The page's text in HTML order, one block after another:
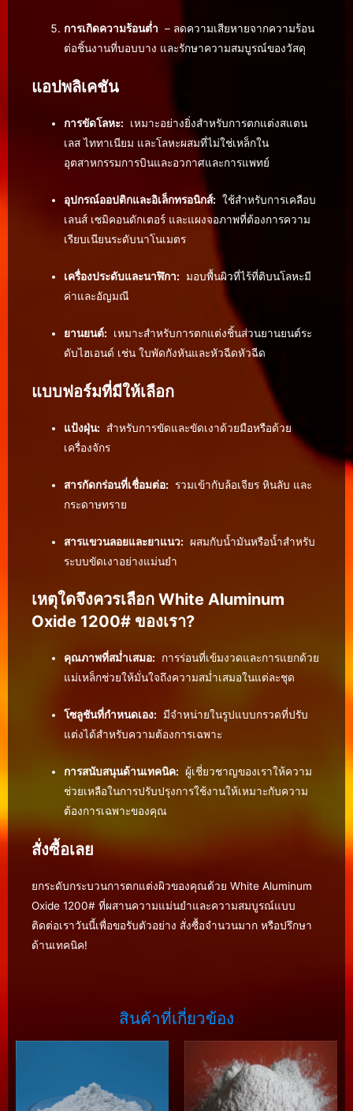
การเกิดความร้อนต่ำ – ลดความเสียหายจากความร้อน
ต่อชิ้นงานที่บอบบาง และรักษาความสมบูรณ์ของวัสดุ
แอปพลิเคชัน
การขัดโลหะ: เหมาะอย่างยิ่งสำหรับการตกแต่งสแตน
เลส ไททาเนียม และโลหะผสมที่ไม่ใช่เหล็กใน
อุตสาหกรรมการบินและอวกาศและการแพทย์
อุปกรณ์ออปติกและอิเล็กทรอนิกส์: ใช้สำหรับการเคลือบ
เลนส์ เซมิคอนดักเตอร์ และแผงจอภาพที่ต้องการความ
เรียบเนียนระดับนาโนเมตร
เครื่องประดับและนาฬิกา: มอบพื้นผิวที่ไร้ที่ติบนโลหะมี
ค่าและอัญมณี
ยานยนต์: เหมาะสำหรับการตกแต่งชิ้นส่วนยานยนต์ระ
ดับไฮเอนด์ เช่น ใบพัดกังหันและหัวฉีดหัวฉีด
แบบฟอร์มที่มีให้เลือก
แป้งฝุ่น: สำหรับการขัดและขัดเงาด้วยมือหรือด้วย
เครื่องจักร
สารกัดกร่อนที่เชื่อมต่อ: รวมเข้ากับล้อเจียร หินลับ และ
กระดาษทราย
สารแขวนลอยและยาแนว: ผสมกับน้ำมันหรือน้ำสำหรับ
ระบบขัดเงาอย่างแม่นยำ
เหตุใดจึงควรเลือก White Aluminum
Oxide 1200# ของเรา?
คุณภาพที่สม่ำเสมอ: การร่อนที่เข้มงวดและการแยกด้วย
แม่เหล็กช่วยให้มั่นใจถึงความสม่ำเสมอในแต่ละชุด
โซลูชันที่กำหนดเอง: มีจำหน่ายในรูปแบบกรวดที่ปรับ
แต่งได้สำหรับความต้องการเฉพาะ
การสนับสนุนด้านเทคนิค: ผู้เชี่ยวชาญของเราให้ความ
ช่วยเหลือในการปรับปรุงการใช้งานให้เหมาะกับความ
ต้องการเฉพาะของคุณ
สั่งซื้อเลย
ยกระดับกระบวนการตกแต่งผิวของคุณด้วย White Aluminum
Oxide 1200# ที่ผสานความแม่นยำและความสมบูรณ์แบบ
ติดต่อเราวันนี้เพื่อขอรับตัวอย่าง สั่งซื้อจำนวนมาก หรือปรึกษา
ด้านเทคนิค!
สินค้าที่เกี่ยวข้อง